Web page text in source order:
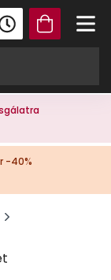
-40%